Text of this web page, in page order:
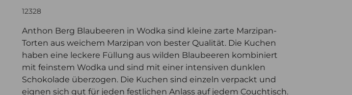
12328
Anthon Berg Blaubeeren in Wodka sind kleine zarte Marzipan-
Torten aus weichem Marzipan von bester Qualität. Die Kuchen
haben eine leckere Füllung aus wilden Blaubeeren kombiniert
mit feinstem Wodka und sind mit einer intensiven dunklen
Schokolade überzogen. Die Kuchen sind einzeln verpackt und
eignen sich gut für jeden festlichen Anlass auf jedem Couchtisch.